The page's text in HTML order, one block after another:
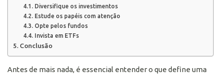
Diversifique os investimentos
Estude os papéis com atenção
Opte pelos fundos
Invista em ETFs
Conclusão
Antes de mais nada, é essencial entender o que define uma